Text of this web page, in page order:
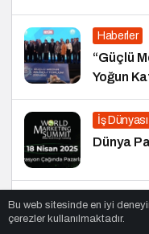
Haberler
“Güçlü
Yoğun
İş Dünyası
Dünya
Turizm
Bu web sitesinde en iyi
çerezler kullanılmaktadır.